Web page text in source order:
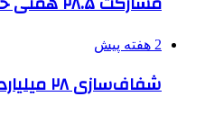
2 هفته پیش
شفاف‌سازی ۲۸ میلیارد یورو تعهدات ارزی